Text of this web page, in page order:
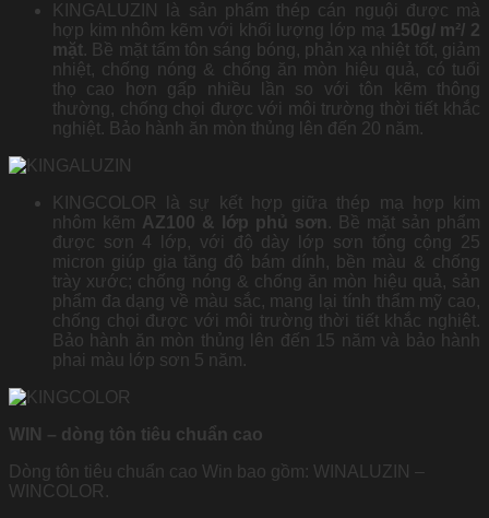
KINGALUZIN là sản phẩm thép cán nguội được mà
hợp kim nhôm kẽm với khối lượng lớp mạ 150g/ m²/ 2
mặt. Bề mặt tấm tôn sáng bóng, phản xạ nhiệt tốt, giảm
nhiệt, chống nóng & chống ăn mòn hiệu quả, có tuổi
thọ cao hơn gấp nhiều lần so với tôn kẽm thông
thường, chống chọi được với môi trường thời tiết khắc
nghiệt. Bảo hành ăn mòn thủng lên đến 20 năm.
KINGCOLOR là sự kết hợp giữa thép mạ hợp kim
nhôm kẽm AZ100 & lớp phủ sơn . Bề mặt sản phẩm
được sơn 4 lớp, với độ dày lớp sơn tổng cộng 25
micron giúp gia tăng độ bám dính, bền màu & chống
trày xước; chống nóng & chống ăn mòn hiệu quả, sản
phẩm đa dạng về màu sắc, mang lại tính thẩm mỹ cao,
chống chọi được với môi trường thời tiết khắc nghiệt.
Bảo hành ăn mòn thủng lên đến 15 năm và bảo hành
phai màu lớp sơn 5 năm.
WIN – dòng tôn tiêu chuẩn cao
Dòng tôn tiêu chuẩn cao Win bao gồm: WINALUZIN –
WINCOLOR.